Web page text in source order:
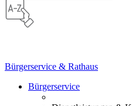
Bürgerservice & Rathaus
Bürgerservice